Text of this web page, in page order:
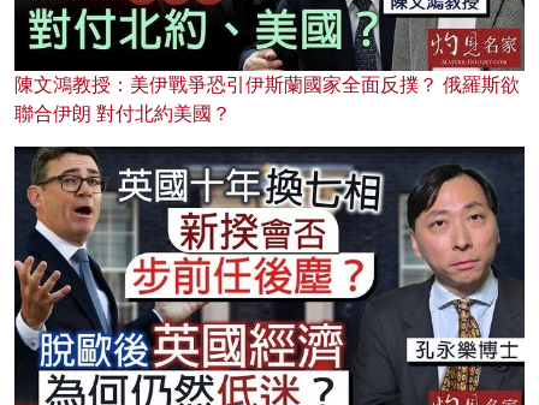
陳文鴻教授：美伊戰爭恐引伊斯蘭國家全面反撲？ 俄羅斯欲
聯合伊朗 對付北約美國？